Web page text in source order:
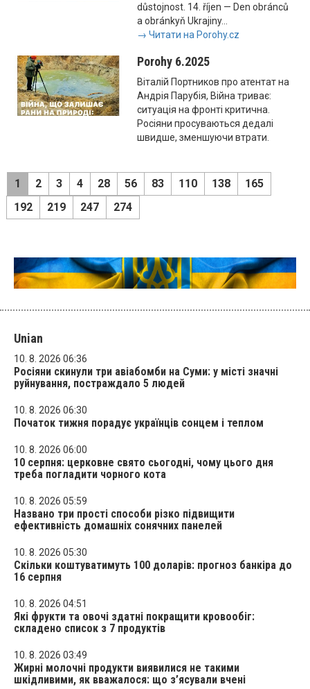
důstojnost. 14. říjen — Den obránců
a obránkyň Ukrajiny...
→ Читати на Porohy.cz
Porohy 6.2025
Віталій Портников про атентат на
Андрія Парубія, Війна триває:
ситуація на фронті критична.
Росіяни просуваються дедалі
швидше, зменшуючи втрати.
1 2 3 4 28 56 83 110 138
165
192
219 247 274
Unian
10. 8. 2026 06:36
Росіяни скинули три авіабомби на Суми: у місті значні
руйнування, постраждало 5 людей
10. 8. 2026 06:30
Початок тижня порадує українців сонцем і теплом
10. 8. 2026 06:00
10 серпня: церковне свято сьогодні, чому цього дня
треба погладити чорного кота
10. 8. 2026 05:59
Названо три прості способи різко підвищити
ефективність домашніх сонячних панелей
10. 8. 2026 05:30
Скільки коштуватимуть 100 доларів: прогноз банкіра до
16 серпня
10. 8. 2026 04:51
Які фрукти та овочі здатні покращити кровообіг:
складено список з 7 продуктів
10. 8. 2026 03:49
Жирні молочні продукти виявилися не такими
шкідливими, як вважалося: що з’ясували вчені